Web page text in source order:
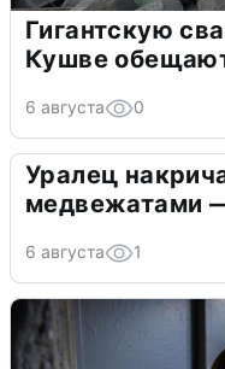
Гигантскую
Кушве
6 августа 0
Уралец
медвежатами
6 августа 1